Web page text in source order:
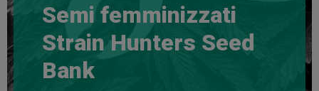
Semi femminizzati
Strain Hunters Seed
Bank